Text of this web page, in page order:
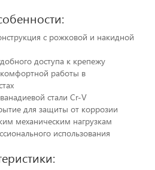
с рожковой и накидной
доступа к крепежу
работы в
стали Cr-V
для защиты от коррозии
механическим нагрузкам
использования